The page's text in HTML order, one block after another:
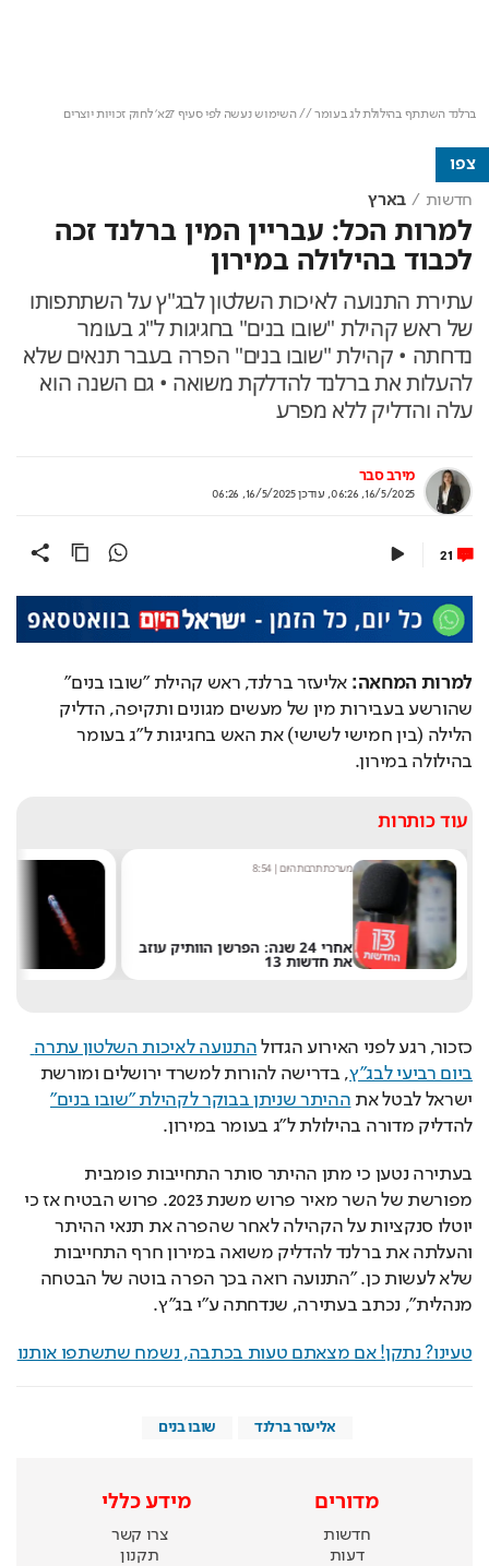
ברלנד השתתף בהילולת לג בעומר // השימוש נעשה לפי סעיף 27א' לחוק זכויות יוצרים
צפו
חדשות בארץ
למרות הכל: עבריין המין ברלנד זכה
לכבוד בהילולה במירון
עתירת התנועה לאיכות השלטון לבג"ץ על השתתפותו
של ראש קהילת "שובו בנים" בחגיגות ל"ג בעומר
נדחתה • קהילת "שובו בנים" הפרה בעבר תנאים שלא
להעלות את ברלנד להדלקת משואה • גם השנה הוא
עלה והדליק ללא מפרע
מירב סבר
16/5/2025, 06:26
, עודכן16/5/2025, 06:26
21
למרות המחאה:
אליעזר ברלנד, ראש קהילת "שובו בנים"
הלילה (בין חמישי לשישי) את האש בחגיגות ל"ג בעומר
בהילולה במירון.
עוד כותרות
מערכת תרבות היום|
8:54
אחרי 24 שנה: הפרשן הוותיק עוזב
את חדשות 13
כזכור, רגע לפני האירוע הגדול
ביום רביעי לבג"ץ
ישראל לבטל את ההיתר שניתן בבוקר לקהילת "שובו בנים"
להדליק מדורה בהילולת ל"ג בעומר במירון.
יוטלו סנקציות על הקהילה לאחר שהפרה את תנאי ההיתר
מנהלית", נכתב בעתירה, שנדחתה ע"י בג"ץ.
טעינו? נתקן! אם מצאתם טעות בכתבה, נשמח שתשתפו אותנו
אליעזר ברלנד שובו בנים
מדורים
חדשות
דעות
מידע כללי
צרו קשר
תקנון